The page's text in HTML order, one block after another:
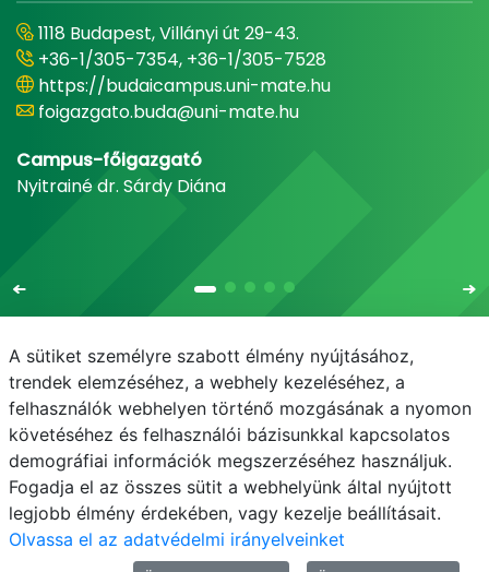
1118 Budapest, Villányi út 29-43.
+36-1/305-7354, +36-1/305-7528
https://budaicampus.uni-mate.hu
foigazgato.buda@uni-mate.hu
Campus-főigazgató
Nyitrainé dr. Sárdy Diána
E-mail Telefonkönyv NEPTUN
E-learning
Adatvédelem
A sütiket személyre szabott élmény nyújtásához,
trendek elemzéséhez, a webhely kezeléséhez, a
felhasználók webhelyen történő mozgásának a nyomon
követéséhez és felhasználói bázisunkkal kapcsolatos
demográfiai információk megszerzéséhez használjuk.
Fogadja el az összes sütit a webhelyünk által nyújtott
legjobb élmény érdekében, vagy kezelje beállításait.
Olvassa el az adatvédelmi irányelveinket